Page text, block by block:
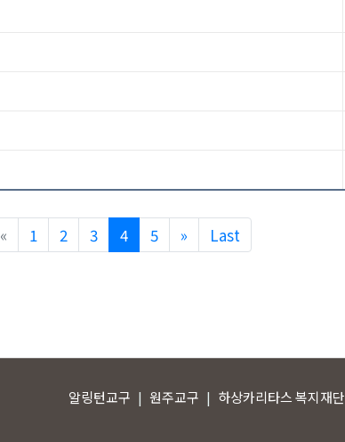
«Previous
1 2 3 4 5 »NextLast
알링턴교구 원주교구 하상카리타스 복지재단